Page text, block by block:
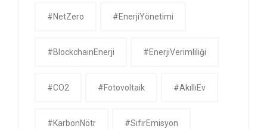
#NetZero #EnerjiYönetimi
#BlockchainEnerji #EnerjiVerimliliği
#CO2 #Fotovoltaik #AkıllıEv
#KarbonNötr #SıfırEmisyon